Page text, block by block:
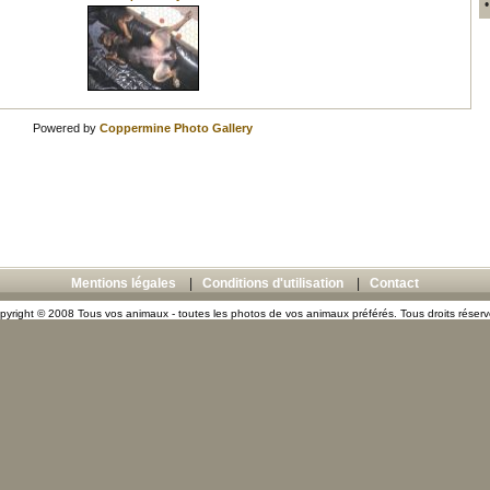
Powered by Coppermine Photo Gallery
Mentions légales Conditions d'utilisation Contact
© 2008 Tous vos animaux - toutes les photos de vos animaux préférés. Tous droits